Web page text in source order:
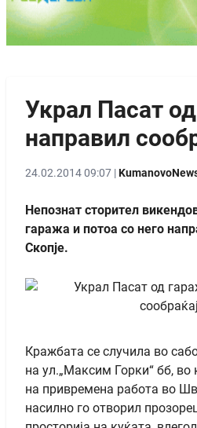
Украл Пасат
направил
24.02.2014 09:07 |
Непознат сторител
гаража и потоа со него
Скопје.
Кражбата се случила во
на ул.„Максим Горки“ бб, во
на привремена работа во
насилно го отворил